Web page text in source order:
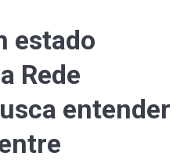
estado
Rede
entender